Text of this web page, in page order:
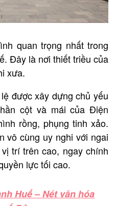
quan trọng nhất trong
Đây là nơi thiết triều của
xưa.
được xây dựng chủ yếu
cột và mái của Điện
rồng, phụng tinh xảo.
vô cùng uy nghi với ngai
trí trên cao, ngay chính
lực tối cao.
Huế – Nét văn hóa